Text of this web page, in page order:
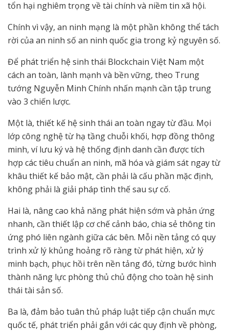
tổn hại nghiêm trọng về tài chính và niềm tin xã hội.
Chính vì vậy, an ninh mạng là một phần không thể tách
rời của an ninh số an ninh quốc gia trong kỷ nguyên số.
Để phát triển hệ sinh thái Blockchain Việt Nam một
cách an toàn, lành mạnh và bền vững, theo Trung
tướng Nguyễn Minh Chính nhấn mạnh cần tập trung
vào 3 chiến lược.
Một là, thiết kế hệ sinh thái an toàn ngay từ đầu. Mọi
lớp công nghệ từ hạ tầng chuỗi khối, hợp đồng thông
minh, ví lưu ký và hệ thống định danh cần được tích
hợp các tiêu chuẩn an ninh, mã hóa và giám sát ngay từ
khâu thiết kế bảo mật, cần phải là cấu phần mặc định,
không phải là giải pháp tình thế sau sự cố.
Hai là, nâng cao khả năng phát hiện sớm và phản ứng
nhanh, cần thiết lập cơ chế cảnh báo, chia sẻ thông tin
ứng phó liên ngành giữa các bên. Mỗi nền tảng có quy
trình xử lý khủng hoảng rõ ràng từ phát hiện, xử lý
minh bạch, phục hồi trên nền tảng đó, từng bước hình
thành năng lực phòng thủ chủ động cho toàn hệ sinh
thái tài sản số.
Ba là, đảm bảo tuân thủ pháp luật tiếp cận chuẩn mực
quốc tế, phát triển phải gắn với các quy định về phòng,